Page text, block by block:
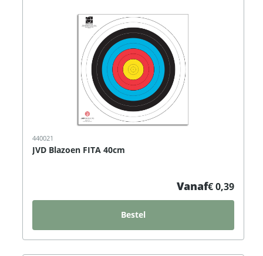
440021
JVD Blazoen FITA 40cm
Vanaf€ 0,39
Bestel